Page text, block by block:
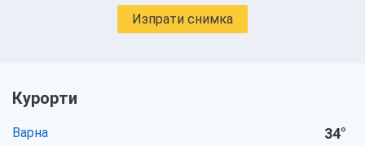
Изпрати снимка
Курорти
Варна 34°